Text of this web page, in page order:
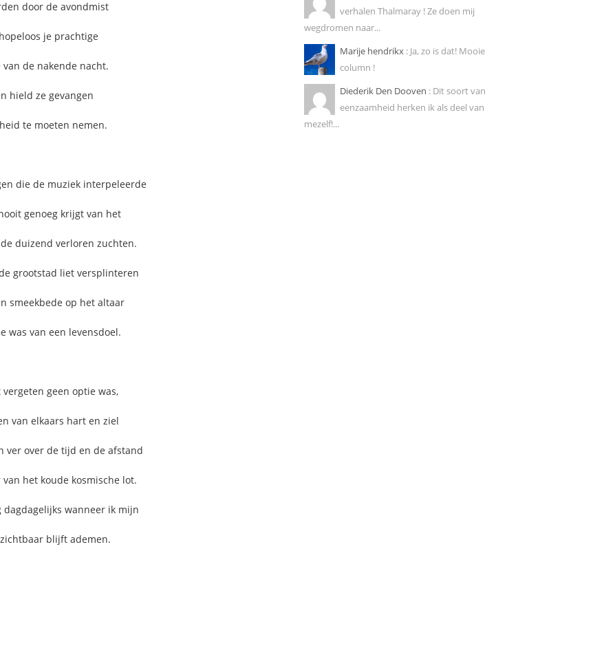
door de avondmist
je prachtige
de nakende nacht.
hield ze gevangen
te moeten nemen.
die de muziek interpeleerde
genoeg krijgt van het
duizend verloren zuchten.
grootstad liet versplinteren
smeekbede op het altaar
was van een levensdoel.
geen optie was,
van elkaars hart en ziel
ver over de tijd en de afstand
het koude kosmische lot.
dagdagelijks wanneer ik mijn
blijft ademen.
verhalen Thalmaray ! Ze doen mij
wegdromen naar...
Marije hendrikx : Ja, zo is dat! Mooie
column !
Diederik Den Dooven : Dit soort van
eenzaamheid herken ik als deel van
mezelf!...